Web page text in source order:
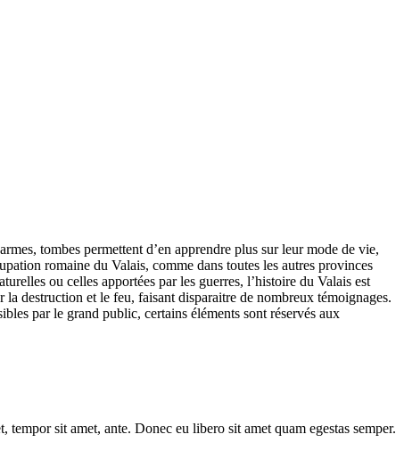
tombes permettent d’en apprendre plus sur leur mode de vie,
romaine du Valais, comme dans toutes les autres provinces
ou celles apportées par les guerres, l’histoire du Valais est
destruction et le feu, faisant disparaitre de nombreux témoignages.
par le grand public, certains éléments sont réservés aux
sit amet, ante. Donec eu libero sit amet quam egestas semper.